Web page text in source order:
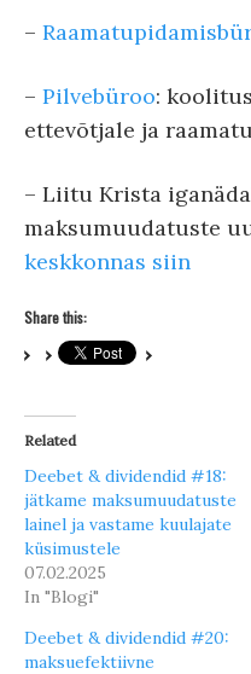
–
– ⁠⁠⁠⁠⁠⁠⁠⁠⁠⁠⁠⁠⁠⁠⁠⁠Pilvebüroo⁠⁠⁠⁠⁠⁠⁠⁠⁠⁠⁠⁠⁠⁠⁠⁠:
ettevõtjale ja
– Liitu Krista
maksumuudatuste
keskkonnas siin⁠
Share this:
Related
Deebet & dividendid #18:
jätkame maksumuudatuste
lainel ja vastame kuulajate
küsimustele
07.02.2025
In "Blogi"
Deebet & dividendid #20:
maksuefektiivne